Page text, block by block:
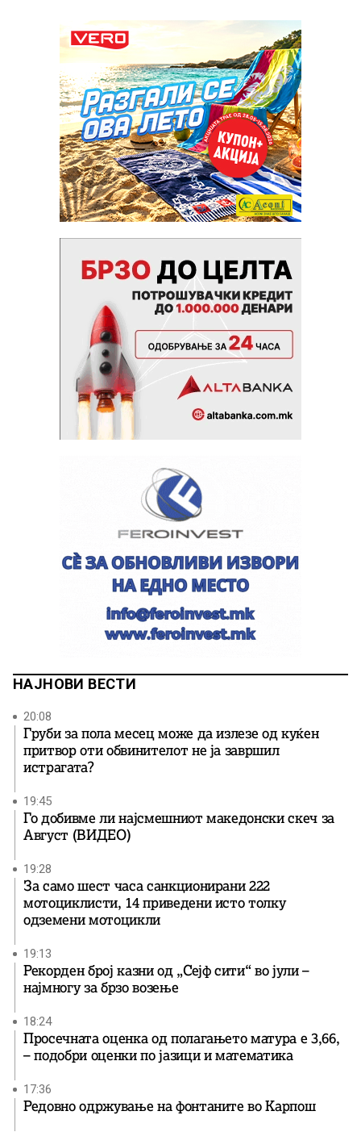
НАЈНОВИ ВЕСТИ
20:08
Груби за пола месец може да излезе од куќен
притвор оти обвинителот не ја завршил
истрагата?
19:45
Го добивме ли најсмешниот македонски скеч за
Август (ВИДЕО)
19:28
За само шест часа санкционирани 222
мотоциклисти, 14 приведени исто толку
одземени мотоцикли
19:13
Рекорден број казни од „Сејф сити“ во јули –
најмногу за брзо возење
18:24
Просечната оценка од полагањето матура е 3,66,
– подобри оценки по јазици и математика
17:36
Редовно одржување на фонтаните во Карпош